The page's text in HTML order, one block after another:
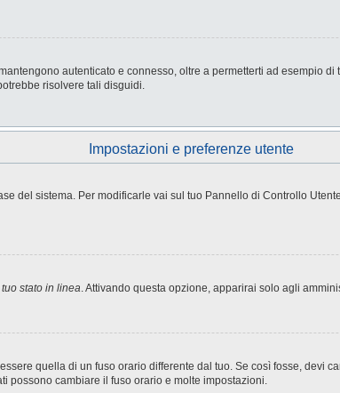
autenticato e connesso, oltre a permetterti ad esempio
risolvere tali disguidi.
Impostazioni e preferenze utente
del sistema. Per modificarle vai sul tuo Pannello di Controllo
stato in linea. Attivando questa opzione, apparirai solo agli
quella di un fuso orario differente dal tuo. Se così fosse,
possono cambiare il fuso orario e molte impostazioni.